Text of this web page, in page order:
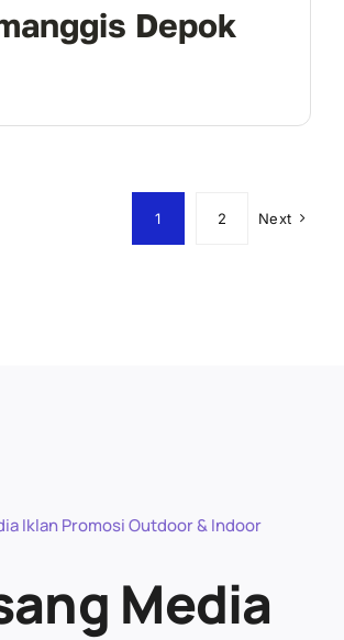
Depok
1 2 Next
Iklan Promosi Outdoor & Indoor
Media